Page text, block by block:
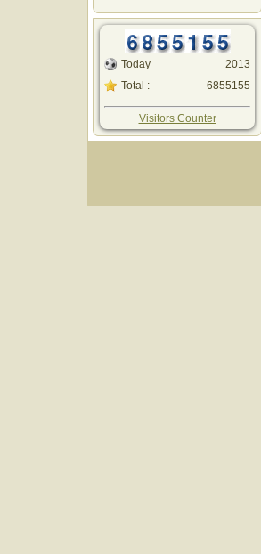
Today
Total :
2013
6855155
Visitors Counter